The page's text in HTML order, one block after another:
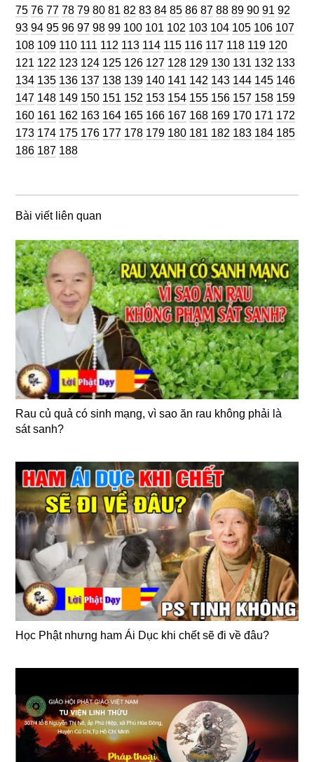
75 Trang
76 Trang
77 Trang
78 Trang
79 Trang
80 Trang
81 Trang
82 Trang
83 Trang
84 Trang
85 Trang
86 Trang
87 Trang
88 Trang
89 Trang
90 Trang
91 Trang
92
93 Trang
94 Trang
95 Trang
96 Trang
97 Trang
98 Trang
99 Trang
100 Trang
101 Trang
102 Trang
103 Trang
104 Trang
105 Trang
106 Trang
107
108 Trang
109 Trang
110 Trang
111 Trang
112 Trang
113 Trang
114 Trang
115 Trang
116 Trang
117 Trang
118 Trang
119 Trang
120
121 Trang
122 Trang
123 Trang
124 Trang
125 Trang
126 Trang
127 Trang
128 Trang
129 Trang
130 Trang
131 Trang
132 Trang
133
134 Trang
135 Trang
136 Trang
137 Trang
138 Trang
139 Trang
140 Trang
141 Trang
142 Trang
143 Trang
144 Trang
145 Trang
146
147 Trang
148 Trang
149 Trang
150 Trang
151 Trang
152 Trang
153 Trang
154 Trang
155 Trang
156 Trang
157 Trang
158 Trang
159
160 Trang
161 Trang
162 Trang
163 Trang
164 Trang
165 Trang
166 Trang
167 Trang
168 Trang
169 Trang
170 Trang
171 Trang
172
173 Trang
174 Trang
175 Trang
176 Trang
177 Trang
178 Trang
179 Trang
180 Trang
181 Trang
182 Trang
183 Trang
184 Trang
185
186 Trang
187 Trang
188
Bài viết liên quan
Rau củ quả có sinh mạng, vì sao ăn rau không phải là
sát sanh?
Học Phật nhưng ham Ái Dục khi chết sẽ đi về đâu?